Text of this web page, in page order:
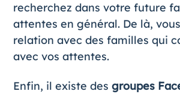
recherchez dans votre future
attentes en général. De là,
relation avec des familles qui
avec vos attentes.
Enfin, il existe des groupes